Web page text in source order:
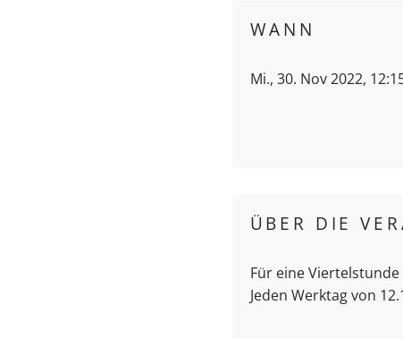
WANN
Mi., 30. Nov 2022,
ÜBER DIE
Für eine
Jeden Werktag von